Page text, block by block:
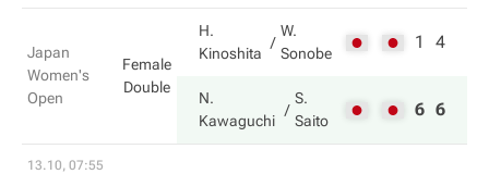
Japan
Women's
Open
Female
Double
H.
Kinoshita
W.
Sonobe
1 4
N.
Kawaguchi
S.
Saito
6 6
13.10, 07:55